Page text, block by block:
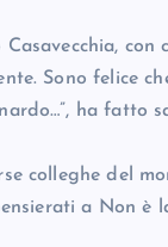
Casavecchia,
Sono felice
ha fatto
colleghe del
a Non è